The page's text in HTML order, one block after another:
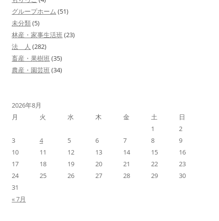
シ
ョ
ン
グループホーム (51)
未分類(5)
林産・家事生活班(23)
法 人 (282)
畜産・果樹班(35)
農産・園芸班(34)
2026年8月
月
火 水 木 金 土
日
1
2
3
4 5 6 7 8
9
10
11 12 13 14 15
16
17
18 19 20 21 22
23
24
25 26 27 28 29
30
31
« 7月